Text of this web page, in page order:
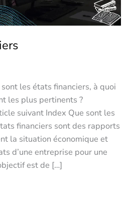
les états financiers, à quoi
les plus pertinents ?
suivant Index Que sont les
financiers sont des rapports
la situation économique et
d’une entreprise pour une
est de […]